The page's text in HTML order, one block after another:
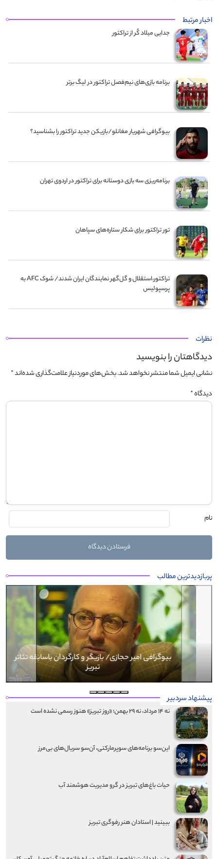
اخبار مرتبط
جدایی میلاد کُر از تراکتور
برنامه بازی‌های نیم‌فصل تراکتور در لیگ برتر
بیوگرافی شهریار مغانلو/بازیکن جدید تراکتور را بشناسید؟
برنامه‌ریزی سه بازی دوستانه برای تراکتور در اردوی تهران
تور تراکتور برای شکار ستاره‌های سپاهان
تراکتور،استقلال و گل‌گهر نمایندگان ایران شدند/ شوک AFC به
پرسپولیس
نظرات
دیدگاهتان را بنویسید
نشانی ایمیل شما منتشر نخواهد شد.بخش‌های موردنیاز علامت‌گذاری شده‌اند*
دیدگاه*
نام
پربازدیدترین مطالب
بیوگرافی کرار نماری
Previous
Next
پیشنهاد سردبیر
نه ۱۴ مرداد، نه ۲۹ بهمن؛ «روز تبریز» هنوز رسمی نشده است
این‌سو برنامه‌های سوپرمارکتی، آن‌سو سریال‌های بی‌مرز
حیات باغ‌های تبریز در گرو مدیریت هوشمند آب
ببینید | استادان هنر رفوگری تبریز